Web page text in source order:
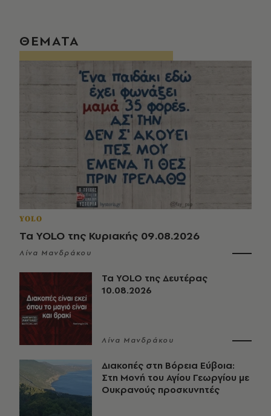
ΘΕΜΑΤΑ
YOLO
Τα YOLO της Κυριακής 09.08.2026
Λίνα Μανδράκου
Τα YOLO της Δευτέρας
10.08.2026
Λίνα Μανδράκου
Διακοπές στη Βόρεια Εύβοια:
Στη Μονή του Αγίου Γεωργίου με
Ουκρανούς προσκυνητές